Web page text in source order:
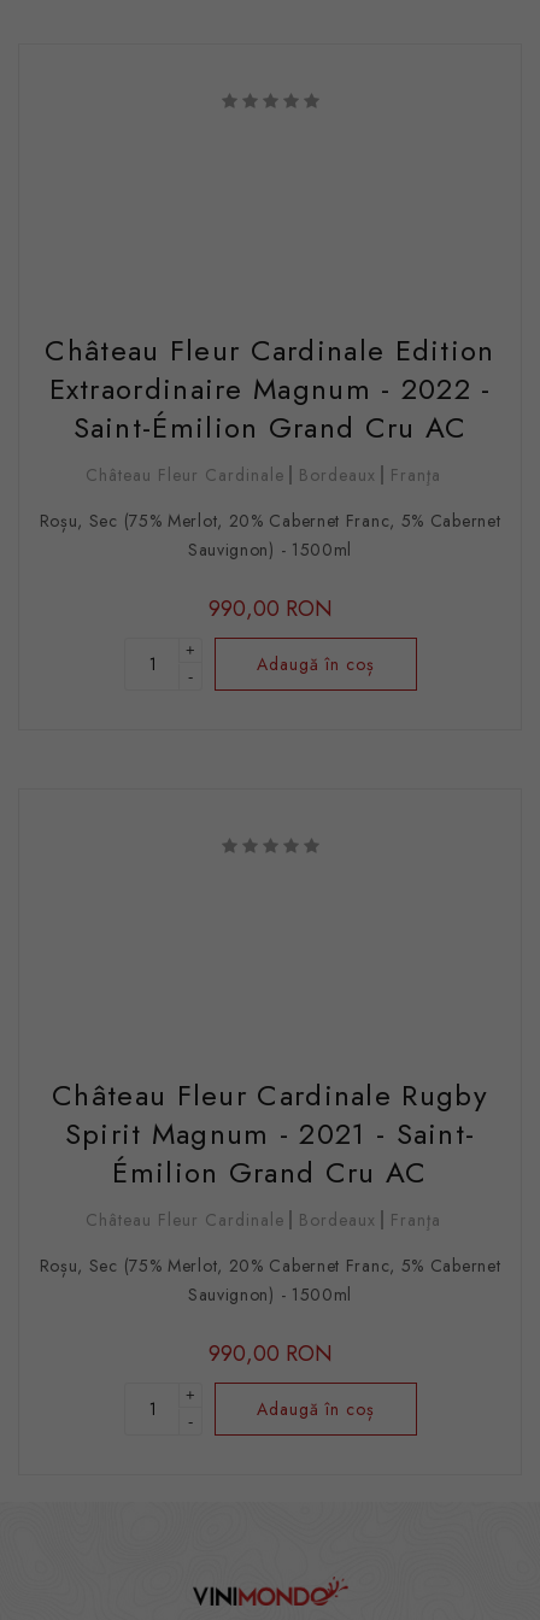
Château Fleur Cardinale Edition
Extraordinaire Magnum - 2022 -
Saint-Émilion Grand Cru AC
Château Fleur Cardinale Bordeaux
Franţa
Roșu, Sec (75% Merlot, 20% Cabernet Franc, 5% Cabernet
Sauvignon) - 1500ml
990,00 RON
+
-
Adaugă în coș
Château Fleur Cardinale Rugby
Spirit Magnum - 2021 - Saint-
Émilion Grand Cru AC
Château Fleur Cardinale Bordeaux
Franţa
Roșu, Sec (75% Merlot, 20% Cabernet Franc, 5% Cabernet
Sauvignon) - 1500ml
990,00 RON
+
-
Adaugă în coș